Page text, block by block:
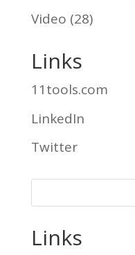
Video (28)
Links
11tools.com
LinkedIn
Twitter
Links